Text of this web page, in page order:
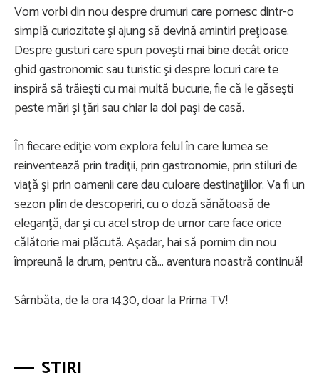
Vom vorbi din nou despre drumuri care pornesc dintr-o
simplă curiozitate şi ajung să devină amintiri preţioase.
Despre gusturi care spun poveşti mai bine decât orice
ghid gastronomic sau turistic şi despre locuri care te
inspiră să trăieşti cu mai multă bucurie, fie că le găseşti
peste mări şi ţări sau chiar la doi paşi de casă.
În fiecare ediţie vom explora felul în care lumea se
reinventează prin tradiţii, prin gastronomie, prin stiluri de
viaţă şi prin oamenii care dau culoare destinaţiilor. Va fi un
sezon plin de descoperiri, cu o doză sănătoasă de
eleganţă, dar şi cu acel strop de umor care face orice
călătorie mai plăcută. Aşadar, hai să pornim din nou
împreună la drum, pentru că... aventura noastră continuă!
Sâmbăta, de la ora 14.30, doar la Prima TV!
STIRI